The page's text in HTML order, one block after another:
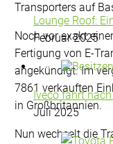
Transporters auf
Noch vor exakt
Fertigung von E-
angekündigt. Im
7861 verkauften
in Großbritannien.
Nun wechselt die
Lounge Roof:
Februar 2025
Iveco fährt
Juli 2025